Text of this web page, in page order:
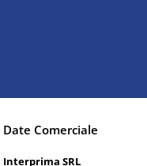
Date Comerciale
Interprima SRL